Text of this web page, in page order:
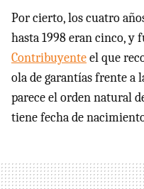
Por cierto, los cuatro
hasta 1998 eran cinco, y
Contribuyenteel que
ola de garantías frente a
parece el orden natural
tiene fecha de